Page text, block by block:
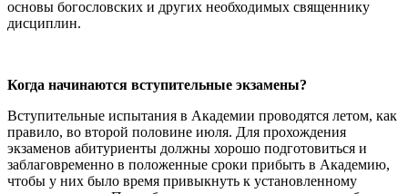
основы богословских и других необходимых священнику
дисциплин.
Когда начинаются вступительные экзамены?
Вступительные испытания в Академии проводятся летом, как
правило, во второй половине июля. Для прохождения
экзаменов абитуриенты должны хорошо подготовиться и
заблаговременно в положенные сроки прибыть в Академию,
чтобы у них было время привыкнуть к установленному